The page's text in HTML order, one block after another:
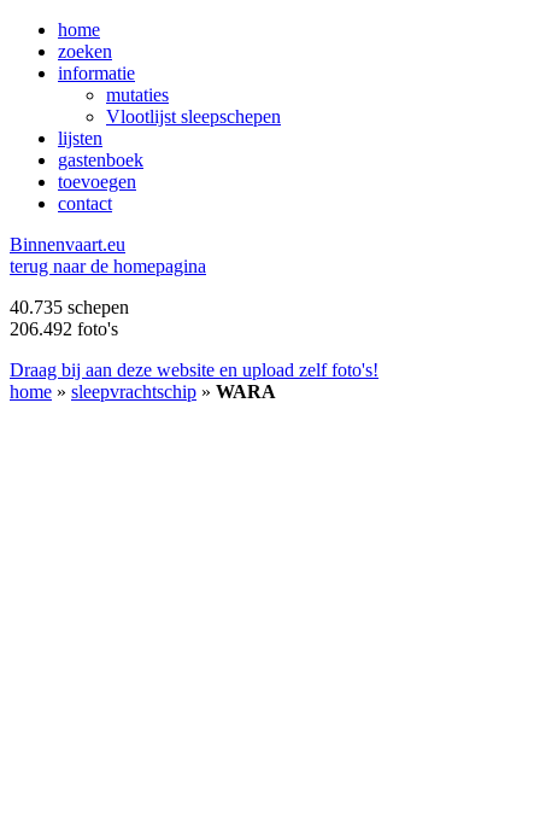
home
zoeken
informatie
mutaties
Vlootlijst sleepschepen
lijsten
gastenboek
toevoegen
contact
Binnenvaart.eu
terug naar de homepagina
40.735 schepen
206.492 foto's
Draag bij aan deze website en upload zelf foto's!
home » sleepvrachtschip » WARA